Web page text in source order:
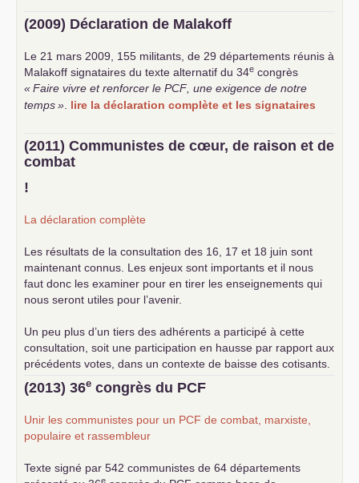
(2009) Déclaration de Malakoff
Le 21 mars 2009, 155 militants, de 29 départements réunis à
Malakoff signataires du texte alternatif du 34e congrès
«Faire vivre et renforcer le PCF , une exigence de notre
temps» lire la déclaration complète et les signataires
(2011) Communistes de cœur, de raison et de
combat
!
La déclaration complète
Les résultats de la consultation des 16, 17 et 18 juin sont
maintenant connus. Les enjeux sont importants et il nous
faut donc les examiner pour en tirer les enseignements qui
nous seront utiles pour l’avenir.
Un peu plus d’un tiers des adhérents a participé à cette
consultation, soit une participation en hausse par rapport aux
précédents votes, dans un contexte de baisse des cotisants.
... lire la suite
(2013) 36e congrès du PCF
Unir les communistes pour un PCF de combat, marxiste,
populaire et rassembleur
Texte signé par 542 communistes de 64 départements
e